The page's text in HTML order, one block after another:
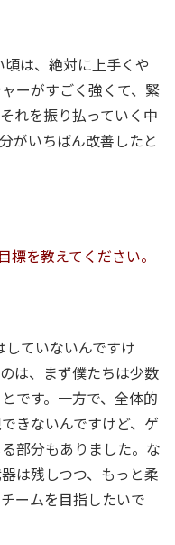
頃は、絶対に上手くや
ーがすごく強くて、緊
れを振り払っていく中
がいちばん改善したと
標を教えてください。
していないんですけ
は、まず僕たちは少数
です。一方で、全体的
きないんですけど、ゲ
部分もありました。な
は残しつつ、もっと柔
ームを目指したいで